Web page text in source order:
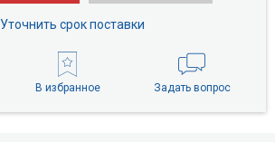
Уточнить срок поставки
В избранное Задать вопрос